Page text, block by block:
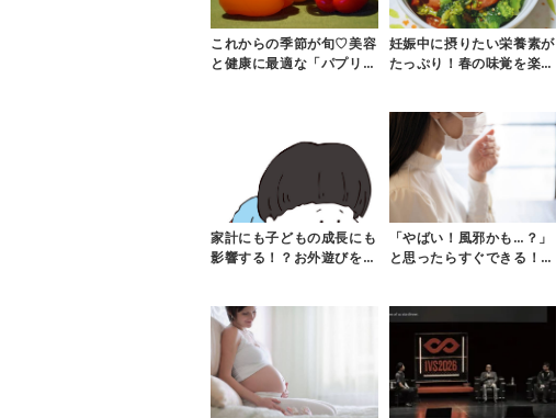
これからの季節が旬♡美容
と健康に最適な「パプリ
妊娠中に摂りたい栄養素が
たっぷり！春の味覚を楽し
家計にも子どもの成長にも
影響する！？お外遊びをし
「やばい！風邪かも…？」
と思ったらすぐできる！風